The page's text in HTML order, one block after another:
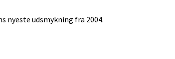
nyeste udsmykning fra 2004.